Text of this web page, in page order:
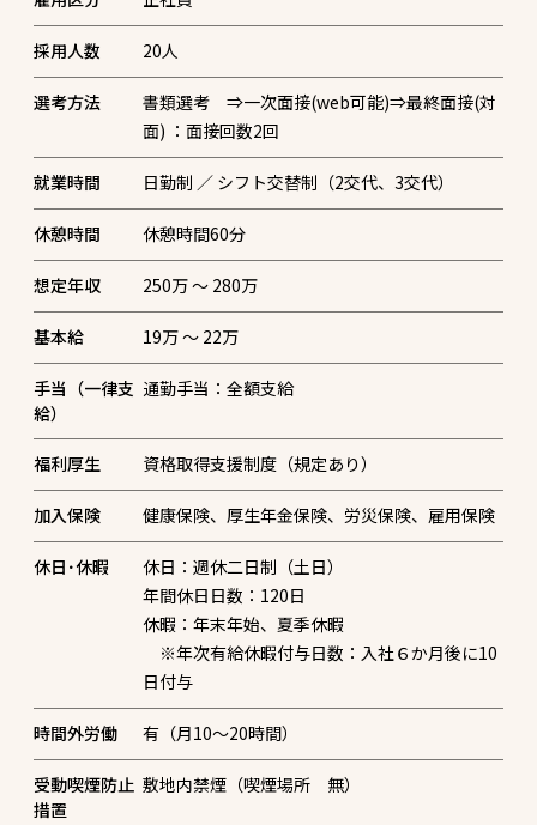
採用人数 20人
選考方法
書類選考 ⇒一次面接(web可能)⇒最終面接(対
面) ：面接回数2回
就業時間 日勤制 ／ シフト交替制（2交代、3交代）
休憩時間 休憩時間60分
想定年収 250万 〜 280万
基本給 19万 〜 22万
手当（一律支
給）
通勤手当：全額支給
福利厚生 資格取得支援制度（規定あり）
加入保険 健康保険、厚生年金保険、労災保険、雇用保険
休日･休暇
休日：週休二日制（土日）
年間休日日数：120日
休暇：年末年始、夏季休暇
※年次有給休暇付与日数：入社６か月後に10
日付与
時間外労働 有（月10～20時間）
受動喫煙防止
措置
敷地内禁煙（喫煙場所 無）